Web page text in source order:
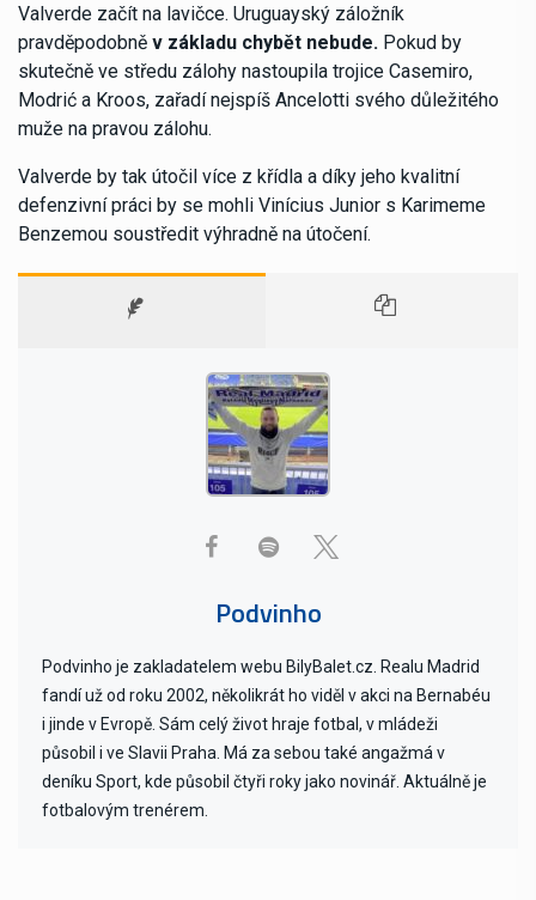
Valverde začít na lavičce. Uruguayský záložník
pravděpodobně v základu chybět nebude. Pokud by
skutečně ve středu zálohy nastoupila trojice Casemiro,
Modrić a Kroos, zařadí nejspíš Ancelotti svého důležitého
muže na pravou zálohu.
Valverde by tak útočil více z křídla a díky jeho kvalitní
defenzivní práci by se mohli Vinícius Junior s Karimeme
Benzemou soustředit výhradně na útočení.
Podvinho
Podvinho je zakladatelem webu BilyBalet.cz. Realu Madrid
fandí už od roku 2002, několikrát ho viděl v akci na Bernabéu
i jinde v Evropě. Sám celý život hraje fotbal, v mládeži
působil i ve Slavii Praha. Má za sebou také angažmá v
deníku Sport, kde působil čtyři roky jako novinář. Aktuálně je
fotbalovým trenérem.